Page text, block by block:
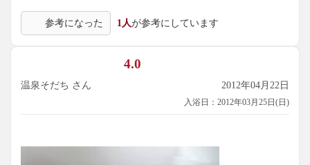
参考になった 1人が参考にしています
4.0
温泉そだち さん 2012年04月22日
入浴日：2012年03月25日(日)